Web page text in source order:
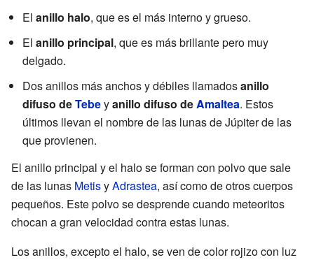
El anillo halo, que es el más interno y grueso.
El anillo principal, que es más brillante pero muy
delgado.
Dos anillos más anchos y débiles llamadosanillo
difuso deTebeyanillo difuso de Amaltea. Estos
últimos llevan el nombre de las lunas de Júpiter de las
que provienen.
El anillo principal y el halo se forman con polvo que sale
de las lunas MetisyAdrastea, así como de otros cuerpos
pequeños. Este polvo se desprende cuando meteoritos
chocan a gran velocidad contra estas lunas.
Los anillos, excepto el halo, se ven de color rojizo con luz